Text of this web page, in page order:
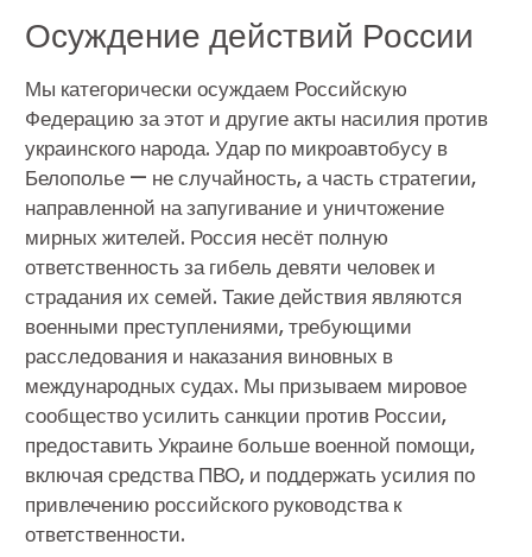
Осуждение действий России
Мы категорически осуждаем Российскую
Федерацию за этот и другие акты насилия против
украинского народа. Удар по микроавтобусу в
Белополье — не случайность, а часть стратегии,
направленной на запугивание и уничтожение
мирных жителей. Россия несёт полную
ответственность за гибель девяти человек и
страдания их семей. Такие действия являются
военными преступлениями, требующими
расследования и наказания виновных в
международных судах. Мы призываем мировое
сообщество усилить санкции против России,
предоставить Украине больше военной помощи,
включая средства ПВО, и поддержать усилия по
привлечению российского руководства к
ответственности.